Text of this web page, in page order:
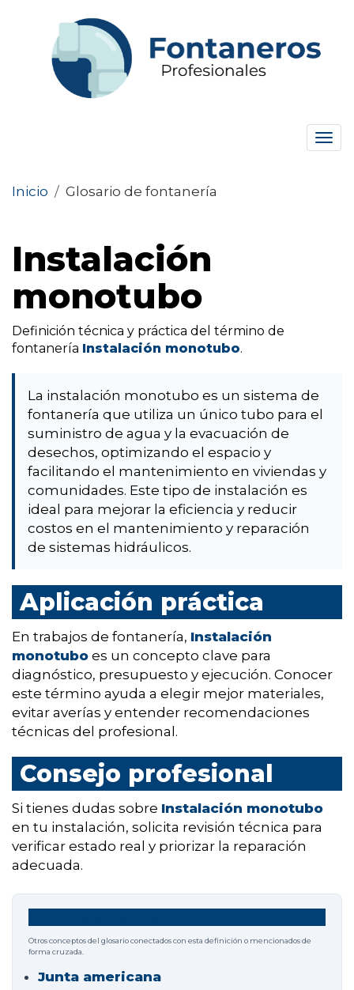
Inicio / Glosario de fontanería
Instalación
monotubo
Definición técnica y práctica del término de
fontanería Instalación monotubo.
La instalación monotubo es un sistema de
fontanería que utiliza un único tubo para el
suministro de agua y la evacuación de
desechos, optimizando el espacio y
facilitando el mantenimiento en viviendas y
comunidades. Este tipo de instalación es
ideal para mejorar la eficiencia y reducir
costos en el mantenimiento y reparación
de sistemas hidráulicos.
Aplicación práctica
En trabajos de fontanería, Instalación
monotubo es un concepto clave para
diagnóstico, presupuesto y ejecución. Conocer
este término ayuda a elegir mejor materiales,
evitar averías y entender recomendaciones
técnicas del profesional.
Consejo profesional
Si tienes dudas sobre Instalación monotubo
en tu instalación, solicita revisión técnica para
verificar estado real y priorizar la reparación
adecuada.
Otros conceptos del glosario conectados con esta definición o mencionados de
forma cruzada.
Junta americana